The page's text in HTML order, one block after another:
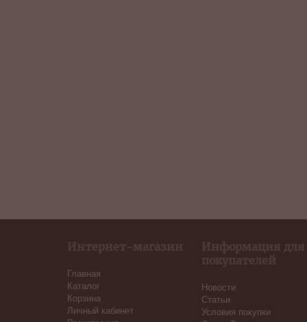
Интернет-магазин
Главная
Каталог
Корзина
Личный кабинет
Информация для
покупателей
Новости
Статьи
Условия покупки